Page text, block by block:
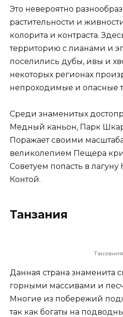
Это невероятно
растительности и
колорита и контраста.
территорию с лианами и
поселились дубы, ивы и
некоторых регионах
непроходимые и опасные
Среди знаменитых
Медный каньон, Парк
Поражает своими
великолепием Пещера
Советуем попасть в лагуну
Контой.
Танзания
Танзания
Данная страна знаменита
горными массивами и
Многие из побережий
так как богаты на